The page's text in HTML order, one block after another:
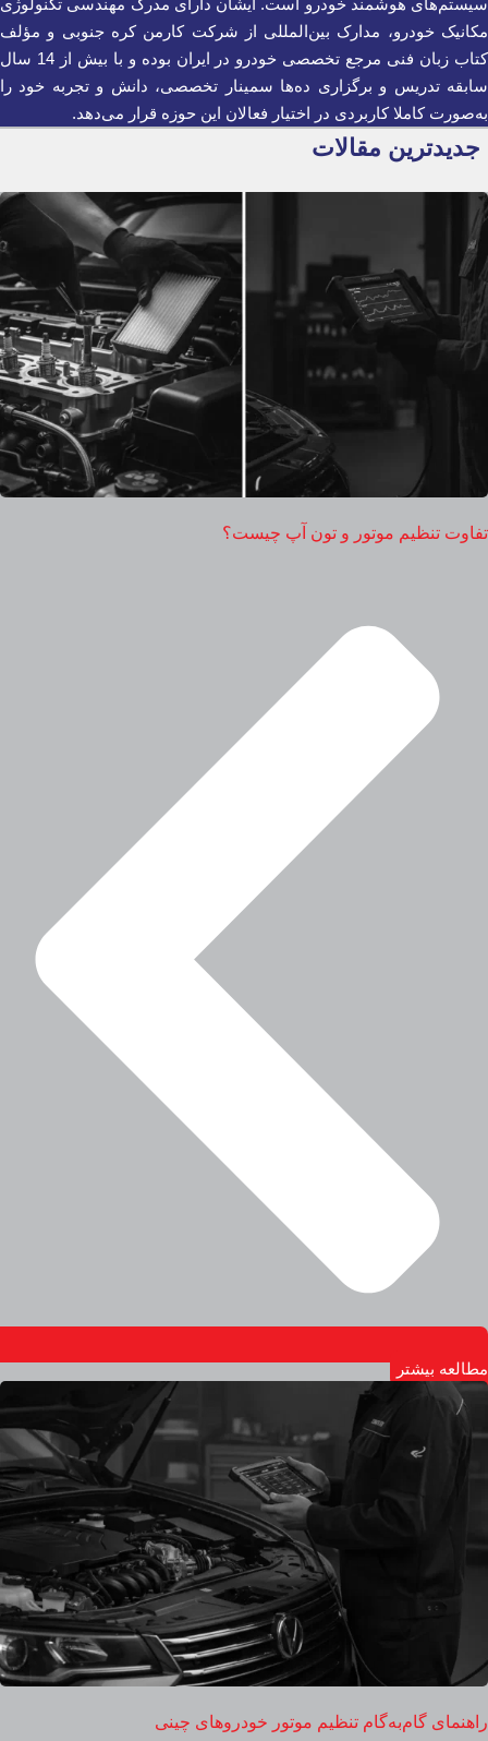
سیستم‌های هوشمند خودرو است. ایشان دارای مدرک مهندسی تکنولوژی
مکانیک خودرو، مدارک بین‌المللی از شرکت کارمن کره جنوبی و مؤلف
کتاب زبان فنی مرجع تخصصی خودرو در ایران بوده و با بیش از 14 سال
سابقه تدریس و برگزاری ده‌ها سمینار تخصصی، دانش و تجربه خود را
به‌صورت کاملا کاربردی در اختیار فعالان این حوزه قرار می‌دهد.
جدیدترین مقالات
تفاوت تنظیم موتور و تون آپ چیست؟
مطالعه بیشتر
راهنمای گام‌به‌گام تنظیم موتور خودروهای چینی